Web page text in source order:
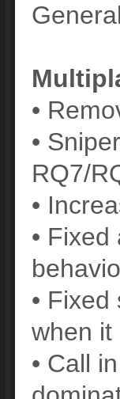
•
•
RQ7/
•
•
•
when it
• Call